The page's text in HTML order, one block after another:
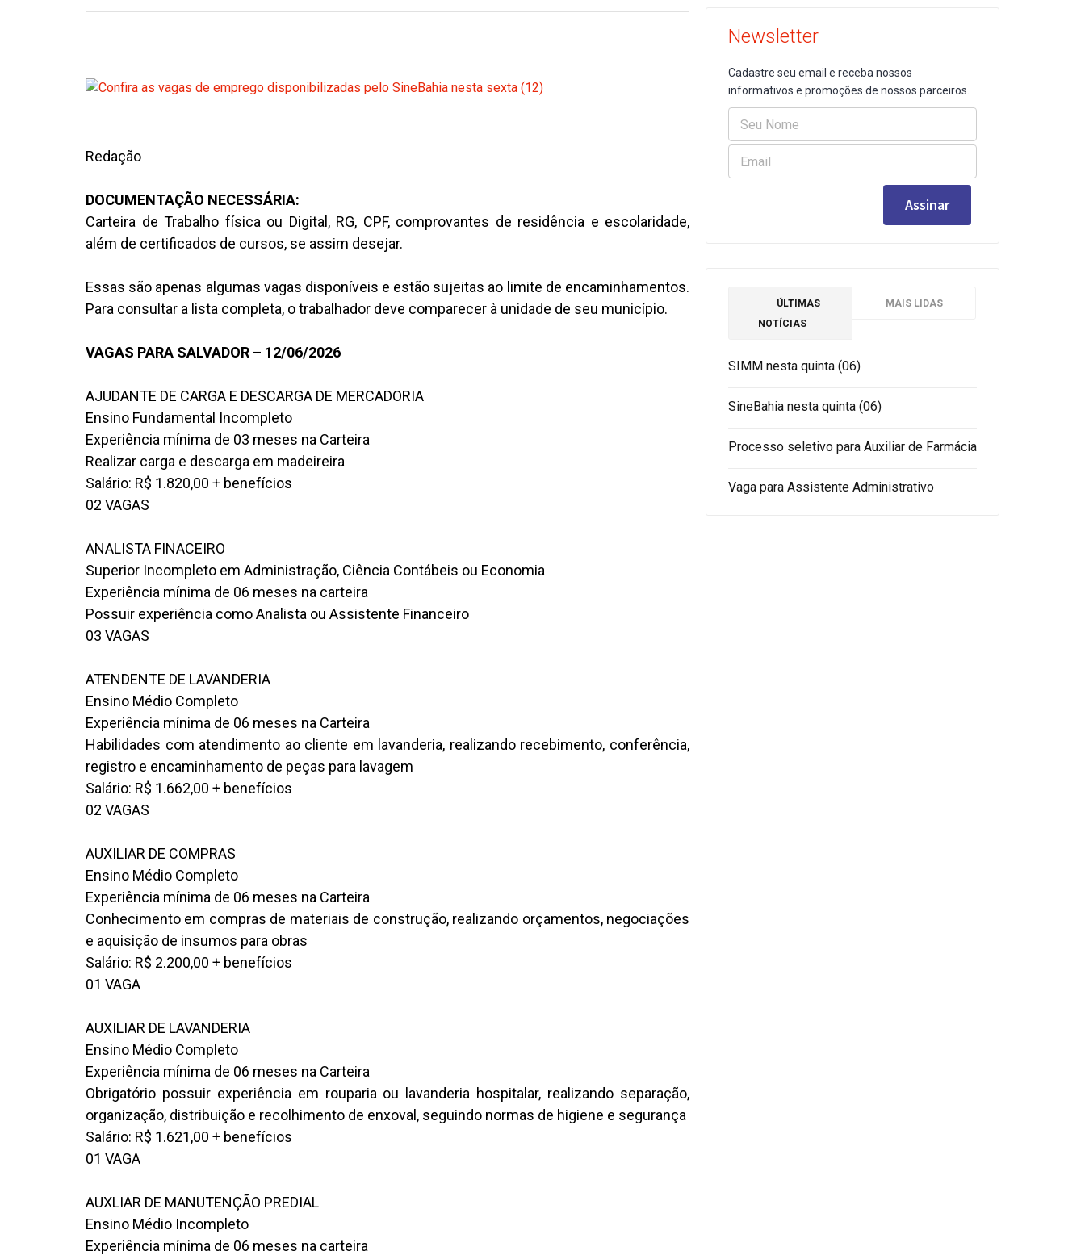
Redação
DOCUMENTAÇÃO NECESSÁRIA:
Carteira de Trabalho física ou Digital, RG, CPF, comprovantes de residência e escolaridade,
além de certificados de cursos, se assim desejar.
Essas são apenas algumas vagas disponíveis e estão sujeitas ao limite de encaminhamentos.
Para consultar a lista completa, o trabalhador deve comparecer à unidade de seu município.
VAGAS PARA SALVADOR – 12/06/2026
AJUDANTE DE CARGA E DESCARGA DE MERCADORIA
Ensino Fundamental Incompleto
Experiência mínima de 03 meses na Carteira
Realizar carga e descarga em madeireira
Salário: R$ 1.820,00 + benefícios
02 VAGAS
ANALISTA FINACEIRO
Superior Incompleto em Administração, Ciência Contábeis ou Economia
Experiência mínima de 06 meses na carteira
Possuir experiência como Analista ou Assistente Financeiro
03 VAGAS
ATENDENTE DE LAVANDERIA
Ensino Médio Completo
Experiência mínima de 06 meses na Carteira
Habilidades com atendimento ao cliente em lavanderia, realizando recebimento, conferência,
registro e encaminhamento de peças para lavagem
Salário: R$ 1.662,00 + benefícios
02 VAGAS
AUXILIAR DE COMPRAS
Ensino Médio Completo
Experiência mínima de 06 meses na Carteira
Conhecimento em compras de materiais de construção, realizando orçamentos, negociações
e aquisição de insumos para obras
Salário: R$ 2.200,00 + benefícios
01 VAGA
AUXILIAR DE LAVANDERIA
Ensino Médio Completo
Experiência mínima de 06 meses na Carteira
Obrigatório possuir experiência em rouparia ou lavanderia hospitalar, realizando separação,
organização, distribuição e recolhimento de enxoval, seguindo normas de higiene e segurança
Salário: R$ 1.621,00 + benefícios
01 VAGA
AUXLIAR DE MANUTENÇÃO PREDIAL
Ensino Médio Incompleto
Experiência mínima de 06 meses na carteira
Newsletter
Cadastre seu email e receba nossos
informativos e promoções de nossos parceiros.
ÚLTIMAS
NOTÍCIAS
MAIS LIDAS
SIMM nesta quinta (06)
SineBahia nesta quinta (06)
Processo seletivo para Auxiliar de Farmácia
Vaga para Assistente Administrativo